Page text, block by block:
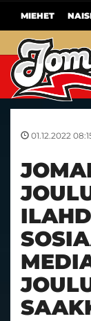
MIEHET
01.12.2022